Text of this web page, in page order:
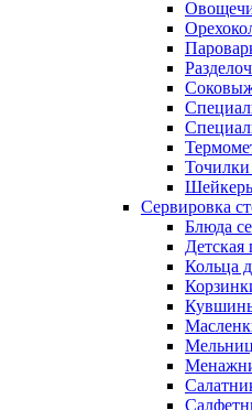
Сервировка
Блюда
Детская
Кольца